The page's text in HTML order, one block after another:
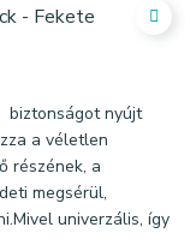
biztonságot nyújt
a véletlen
részének, a
megsérül,
univerzális, így